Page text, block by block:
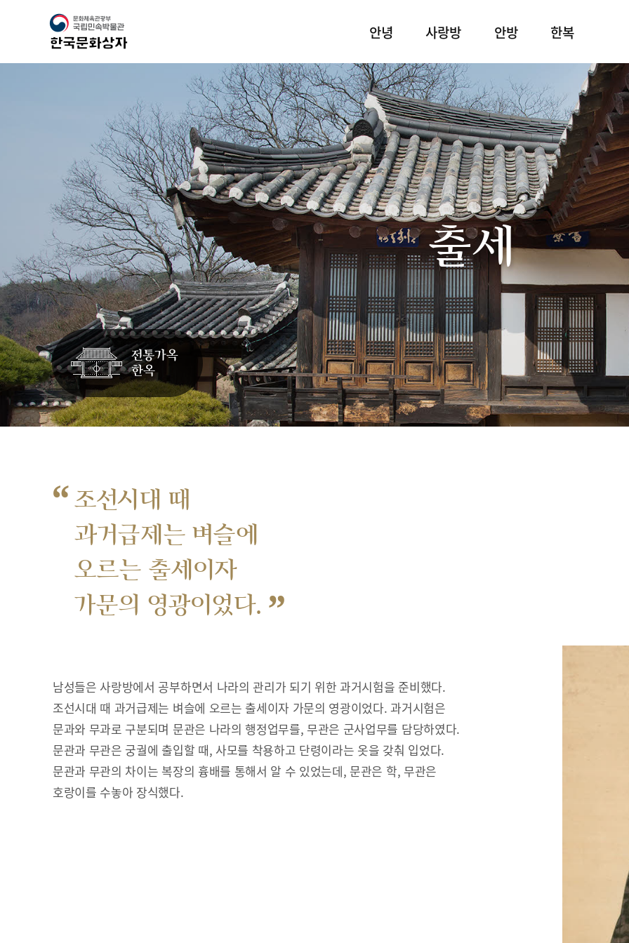
안녕 사랑방 안방 한복
출세
“조선시대 때
과거급제는 벼슬에
오르는 출세이자
가문의 영광이었다. ”
남성들은 사랑방에서 공부하면서 나라의 관리가 되기 위한 과거시험을 준비했다.
조선시대 때 과거급제는 벼슬에 오르는 출세이자 가문의 영광이었다. 과거시험은
문과와 무과로 구분되며 문관은 나라의 행정업무를, 무관은 군사업무를 담당하였다.
문관과 무관은 궁궐에 출입할 때, 사모를 착용하고 단령이라는 옷을 갖춰 입었다.
문관과 무관의 차이는 복장의 흉배를 통해서 알 수 있었는데, 문관은 학, 무관은
호랑이를 수놓아 장식했다.